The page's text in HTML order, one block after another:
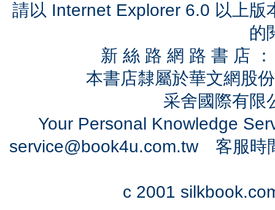
請以 Internet Explorer 6.0 以上
的
新 絲 路 網 路 書 店
本書店隸屬於華文網股
采舍國際有
Your Personal Knowledge
service@book4u.com.tw客服時
c 2001